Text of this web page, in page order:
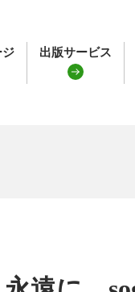
ジ 出版サービス